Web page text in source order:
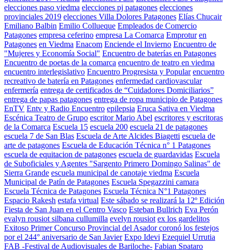
elecciones paso viedma elecciones pj patagones elecciones
provinciales 2019 elecciones Villa Dolores Patagones Elías Chucair
Emiliano Balbin Emilio Collueque Empleados de Comercio
Patagones empresa ceferino empresa La Comarca Emprotur en
Patagones en Viedma Enacom Enciende el Invierno Encuentro de
"Mujeres y Economía Social" Encuentro de baterías en Patagones
Encuentro de poetas de la comarca encuentro de teatro en viedma
encuentro interlegislativo Encuentro Progresista y Popular encuentro
recreativo de batería en Patagones enfermedad cardiovascular
enfermería entrega de certificados de “Cuidadores Domiciliarios”
entrega de papas patagones entrega de ropa municipio de Patagones
EnTV Entv y Radio Encuentro epilepsia Eruca Sativa en Viedma
Escénica Teatro de Grupo escritor Mario Abel escritores y escritoras
de la Comarca Escuela 15 escuela 200 escuela 21 de patagones
escuela 7 de San Blas Escuela de Arte Alcides Biagetti escuela de
arte de patagones Escuela de Educación Técnica n° 1 Patagones
escuela de equitacion de patagones escuela de guardavidas Escuela
de Suboficiales y Agentes "Sargento Primero Domingo Salinas" de
Sierra Grande escuela municipal de canotaje viedma Escuela
Municipal de Patín de Patagones Escuela Spegazzini camara
Escuela Técnica de Patagones Escuela Técnica N°1 Patagones
Espacio Rakesh estafa virtual Este sábado se realizará la 12º Edición
Fiesta de San Juan en el Centro Vasco Esteban Bullrich Eva Perón
evalyn rousiot silbana cullumilla evelyn rousiot ex los gardelitos
Exitoso Primer Concurso Provincial del Asador coronó los festejos
por el 244° aniversario de San Javier Expo Idevi Ezequiel Urrutia
FAB -Festival de Audiovisuales de Bariloche- Fabian Spataro